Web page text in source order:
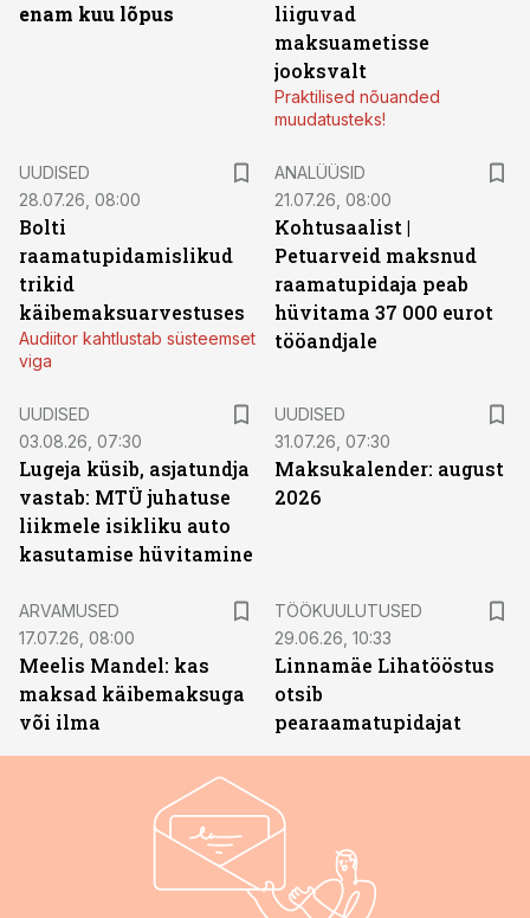
enam kuu lõpus
liiguvad
maksuametisse
jooksvalt
Praktilised nõuanded
muudatusteks!
UUDISED
28.07.26, 08:00
Bolti
raamatupidamislikud
trikid
käibemaksuarvestuses
Audiitor kahtlustab süsteemset
viga
ANALÜÜSID
21.07.26, 08:00
Kohtusaalist |
Petuarveid maksnud
raamatupidaja peab
hüvitama 37 000 eurot
tööandjale
UUDISED
03.08.26, 07:30
Lugeja küsib, asjatundja
vastab: MTÜ juhatuse
liikmele isikliku auto
kasutamise hüvitamine
UUDISED
31.07.26, 07:30
Maksukalender: august
2026
ARVAMUSED
17.07.26, 08:00
Meelis Mandel: kas
maksad käibemaksuga
või ilma
TÖÖKUULUTUSED
29.06.26, 10:33
Linnamäe Lihatööstus
otsib
pearaamatupidajat